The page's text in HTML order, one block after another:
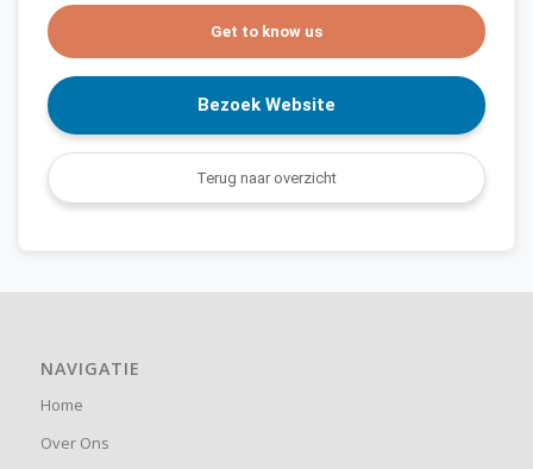
Bezoek Website
Get to know us
Terug naar overzicht
NAVIGATIE
Home
Over Ons